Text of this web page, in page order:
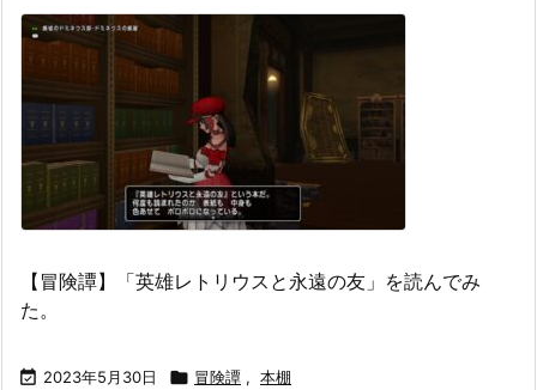
【冒険譚】「英雄レトリウスと永遠の友」を読んでみ
た。
 2023年5月30日  冒険譚 , 本棚